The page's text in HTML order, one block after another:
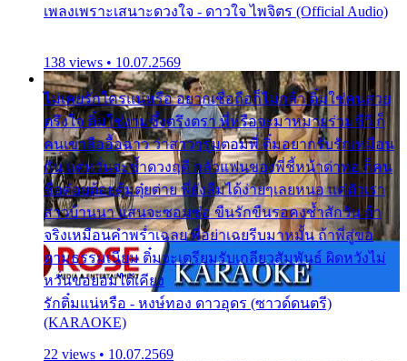
เพลงเพราะเสนาะดวงใจ - ดาวใจ ไพจิตร (Official Audio)
138 views • 10.07.2569
ไม่เคยรักใครแน่หรือ อยากเชื่อถือก็ไม่กล้า ติ๋มใช่คนสวย
ตรึงใจ ติ๋มใช่งามซึ้งตรึงตรา พี่หรือจะมาหมายร่วมชีวี ก็
คนเขาลืออื้อฉาว ว่าสาวๆรุมตอมพี่ ติ๋มอยากรับรักเหมือน
กัน แต่หวั่นจะช้ำดวงฤดี กลัวแฟนของพี่ชี้หน้าด่าทอ ก็คน
ชื่อต๋อยต้อยตุ้มตุ๋ยต่าย พี่ยังลืมได้ง่ายๆเลยหนอ แค่ตัวเรา
สาวบ้านนา แสนจะซอมซ่อ ขืนรักขืนรอคงช้ำสักวัน ถ้า
จริงเหมือนคำพร่ำเฉลย พี่อย่าเฉยรีบมาหมั้น ถ้าพี่สู่ขอ
ตามธรรมเนียม ติ๋มจะเตรียมรับเกลียวสัมพันธ์ ผิดหวังไม่
หวั่นขอยอมได้เคียง
รักติ๋มแน่หรือ - หงษ์ทอง ดาวอุดร (ซาวด์ดนตรี)
(KARAOKE)
22 views • 10.07.2569